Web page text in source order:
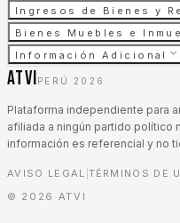
Ingresos de Bienes y
Bienes Muebles e
Información Adicional
ATVI PERÚ 2026
Plataforma independiente para
afiliada a ningún partido político
información es referencial y no
AVISO LEGAL TÉRMINOS DE
© 2026 ATVI